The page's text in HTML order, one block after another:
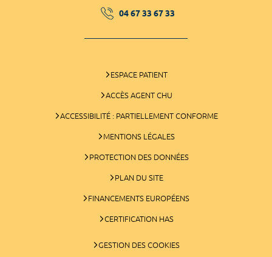
04 67 33 67 33
ESPACE PATIENT
ACCÈS AGENT CHU
ACCESSIBILITÉ : PARTIELLEMENT CONFORME
MENTIONS LÉGALES
PROTECTION DES DONNÉES
PLAN DU SITE
FINANCEMENTS EUROPÉENS
CERTIFICATION HAS
GESTION DES COOKIES